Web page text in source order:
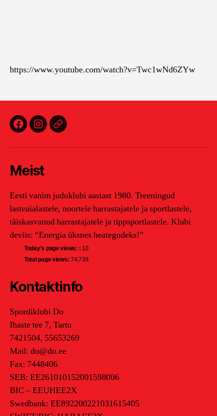
https://www.youtube.com/watch?v=Twc1wNd6ZYw
Facebook
Instagram
E-
Meist
Eesti vanim judoklubi aastast 1980. Treeningud
lasteaialastele, noortele harrastajatele ja sportlastele,
täiskasvanud harrastajatele ja tippsportlastele. Klubi
deviis: “Energia üksnes heategudeks!”
Today's page views: : 10
Total page views:74,738
Kontaktinfo
Spordiklubi Do
Ihaste tee 7, Tartu
7421504, 55653269
Mail: do@do.ee
Fax: 7448406
SEB: EE261010152001598006
BIC – EEUHEE2X
Swedbank: EE892200221031615405